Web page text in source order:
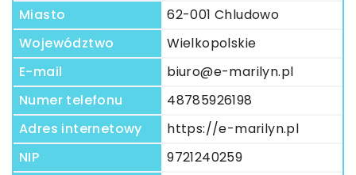
Miasto
62-001 Chludowo
Województwo
Wielkopolskie
E-mail
biuro@e-marilyn.pl
Numer telefonu
48785926198
Adres internetowy
https://e-marilyn.pl
NIP
9721240259